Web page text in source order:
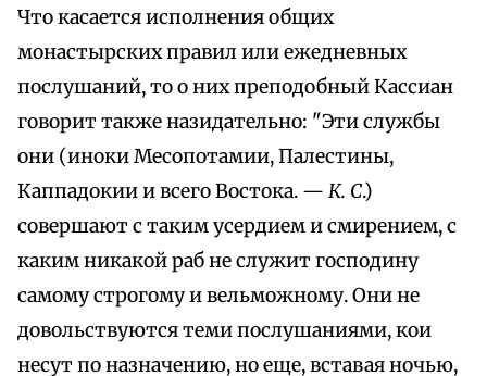
Что касается исполнения общих
монастырских правил или ежедневных
послушаний, то о них преподобный Кассиан
говорит также назидательно: "Эти службы
они (иноки Месопотамии, Палестины,
Каппадокии и всего Востока. — К. С.)
совершают с таким усердием и смирением, с
каким никакой раб не служит господину
самому строгому и вельможному. Они не
довольствуются теми послушаниями, кои
несут по назначению, но еще, вставая ночью,